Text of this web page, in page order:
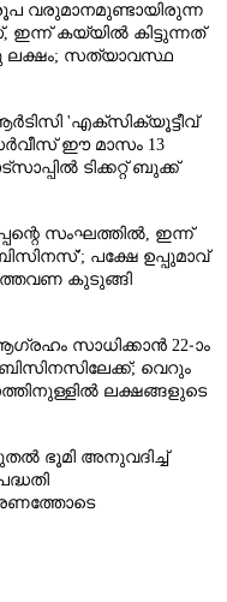
വരുമാനമുണ്ടായിരുന്ന
ഇന്ന് കയ്യിൽ കിട്ടുന്നത്
ലക്ഷം; സത്യാവസ്ഥ
'എക്‌സിക്യൂട്ടീവ്
ഈ മാസം 13
ടിക്കറ്റ് ബുക്ക്
സംഘത്തിൽ, ഇന്ന്
പക്ഷേ ഉപ്പുമാവ്
കുടുങ്ങി
സാധിക്കാൻ 22-ാം
വെറും
ലക്ഷങ്ങളുടെ
ഭൂമി അനുവദിച്ച്
Share this link